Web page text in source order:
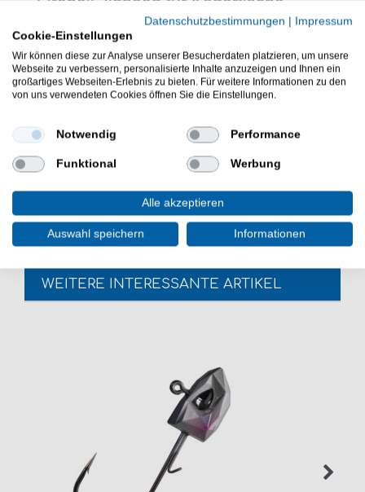
Fireball für tote Köderfische zum aktiven Hechtangeln
Hakengröße: 4/0
Farbe wie abgebildet: Firetiger
UV-aktiv
großer & sehr scharfer Wide Gape haken
Einhängeöse für Vorfach
Lieferumfang: 2 Fireballs im gewählten Gewicht
Der Quantum Mr Pike Fireball Jighead für Köderfische
Bleikopf ist zum Köderfischangeln auf Raubfische.
WEITERE INTERESSANTE ARTIKEL
Datenschutzbestimmungen | Impressum
Cookie-Einstellungen
Wir können diese zur Analyse unserer Besucherdaten platzieren, um unsere
Webseite zu verbessern, personalisierte Inhalte anzuzeigen und Ihnen ein
großartiges Webseiten-Erlebnis zu bieten. Für weitere Informationen zu den
von uns verwendeten Cookies öffnen Sie die Einstellungen.
Notwendig Performance
Funktional Werbung
Alle akzeptieren
Auswahl speichern Informationen